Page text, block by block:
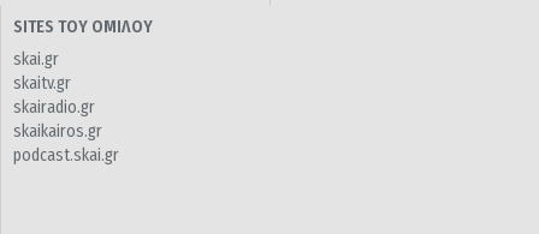
SITES ΤΟΥ ΟΜΙΛΟΥ
skai.gr
skaitv.gr
skairadio.gr
skaikairos.gr
podcast.skai.gr